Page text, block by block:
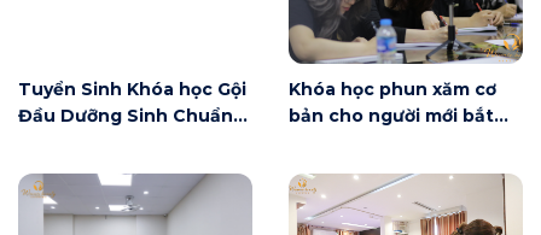
Tuyển Sinh Khóa học Gội
Đầu Dưỡng Sinh Chuẩn
Khóa học phun xăm cơ
bản cho người mới bắt
có gì?